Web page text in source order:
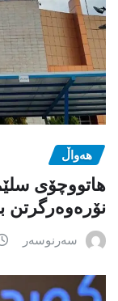
هەواڵ
هاتووچۆی
نۆرەوەرگرتن
سەرنوسەر